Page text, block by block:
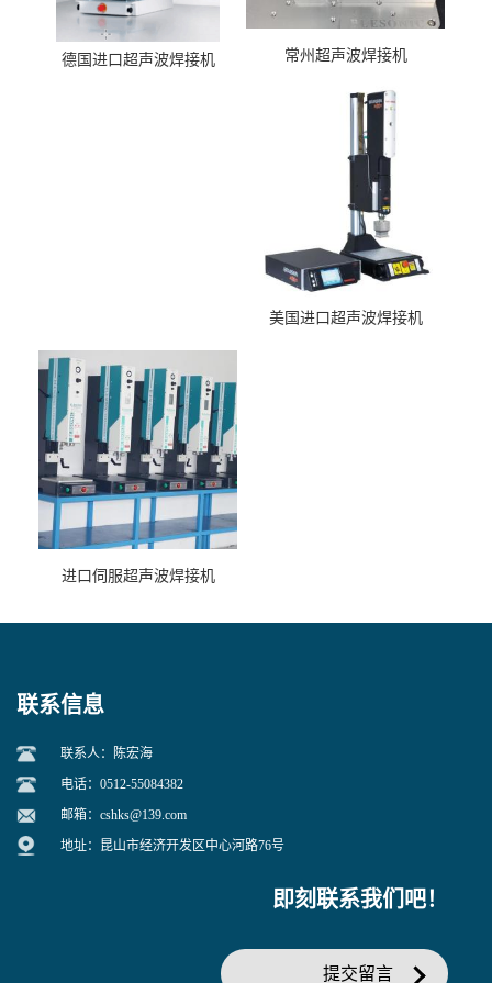
德国进口超声波焊接机 常州超声波焊接机
美国进口超声波焊接机
进口伺服超声波焊接机
联系信息
联系人：陈宏海
电话：0512-55084382
邮箱： cshks@139.com
地址：昆山市经济开发区中心河路76号
即刻联系我们吧！
提交留言